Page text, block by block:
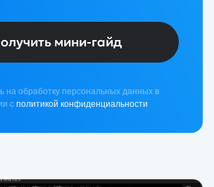
мини-гайд
на обработку персональных данных в
с политикой конфиденциальности